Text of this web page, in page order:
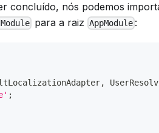
concluído, nós podemos
para a raiz AppModule :
,
;